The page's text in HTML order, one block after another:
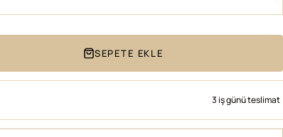
SEPETE EKLE
3 iş günü teslimat